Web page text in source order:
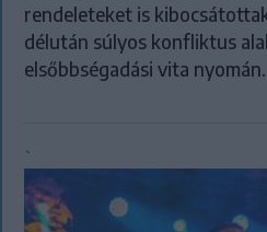
rendeleteket is
délután súlyos konfliktus
elsőbbségadási vita nyomán.
`